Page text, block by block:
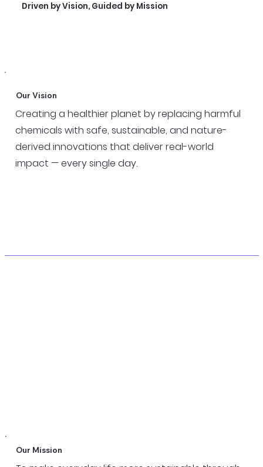
Our Vision
Creating a healthier planet by replacing harmful
chemicals with safe, sustainable, and nature-
derived innovations that deliver real-world
impact — every single day.
Our Mission
Driven by Vision, Guided by Mission